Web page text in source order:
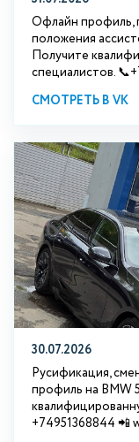
Офлайн профиль,
положения
Получите
специалистов.
СМОТРЕТЬ В VK
30.07.2026
Русификация,
профиль на BMW
+74951368844 📲